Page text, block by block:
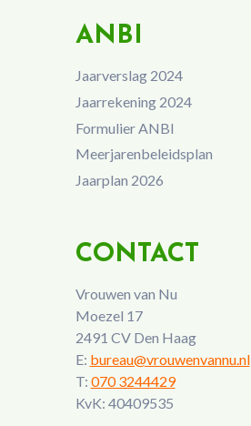
ANBI
Jaarverslag 2024
Jaarrekening 2024
Formulier ANBI
Meerjarenbeleidsplan
Jaarplan 2026
CONTACT
Vrouwen van Nu
Moezel 17
2491 CV Den Haag
E: bureau@vrouwenvannu.nl
T: 070 3244429
KvK: 40409535